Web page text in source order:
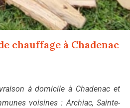
chauffage à Chadenac
à domicile à Chadenac et
voisines : Archiac, Sainte-